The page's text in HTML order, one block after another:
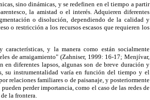
sino dinámicas, y se redefinen en el tiempo a partir
la amistad o el interés. Adquieren diferentes
o disolución, dependiendo de la calidad y
o restricción a los recursos escasos que requieren los
características, y la manera como están socialmente
de arraigamiento" (Zahniser, 1999: 16-17; Menjívar,
en diferentes lapsos, algunas son de breve duración y
su instrumentalidad varía en función del tiempo y el
relaciones familiares o de paisanaje, y posteriormente
perder importancia, como el caso de las redes de
la frontera.